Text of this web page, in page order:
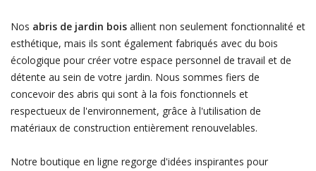
Nos abris de jardin boisallient non seulement fonctionnalité et
esthétique, mais ils sont également fabriqués avec du bois
écologique pour créer votre espace personnel de travail et de
détente au sein de votre jardin. Nous sommes fiers de
concevoir des abris qui sont à la fois fonctionnels et
respectueux de l'environnement, grâce à l'utilisation de
matériaux de construction entièrement renouvelables.
Notre boutique en ligne regorge d'idées inspirantes pour